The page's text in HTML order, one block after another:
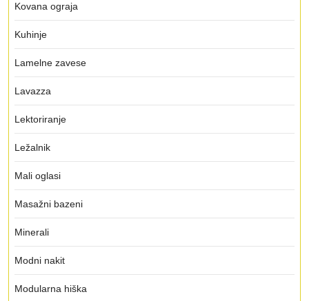
Kovana ograja
Kuhinje
Lamelne zavese
Lavazza
Lektoriranje
Ležalnik
Mali oglasi
Masažni bazeni
Minerali
Modni nakit
Modularna hiška